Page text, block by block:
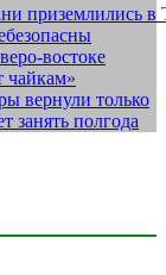
приземлились в
востоке
чайкам»
вернули только
занять полгода